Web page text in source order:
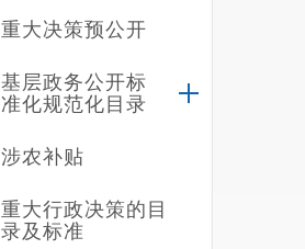
重大决策预公开
基层政务公开标
准化规范化目录
涉农补贴
重大行政决策的目
录及标准